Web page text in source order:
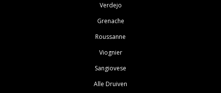
Verdejo
Grenache
Roussanne
Viognier
Sangiovese
Alle Druiven